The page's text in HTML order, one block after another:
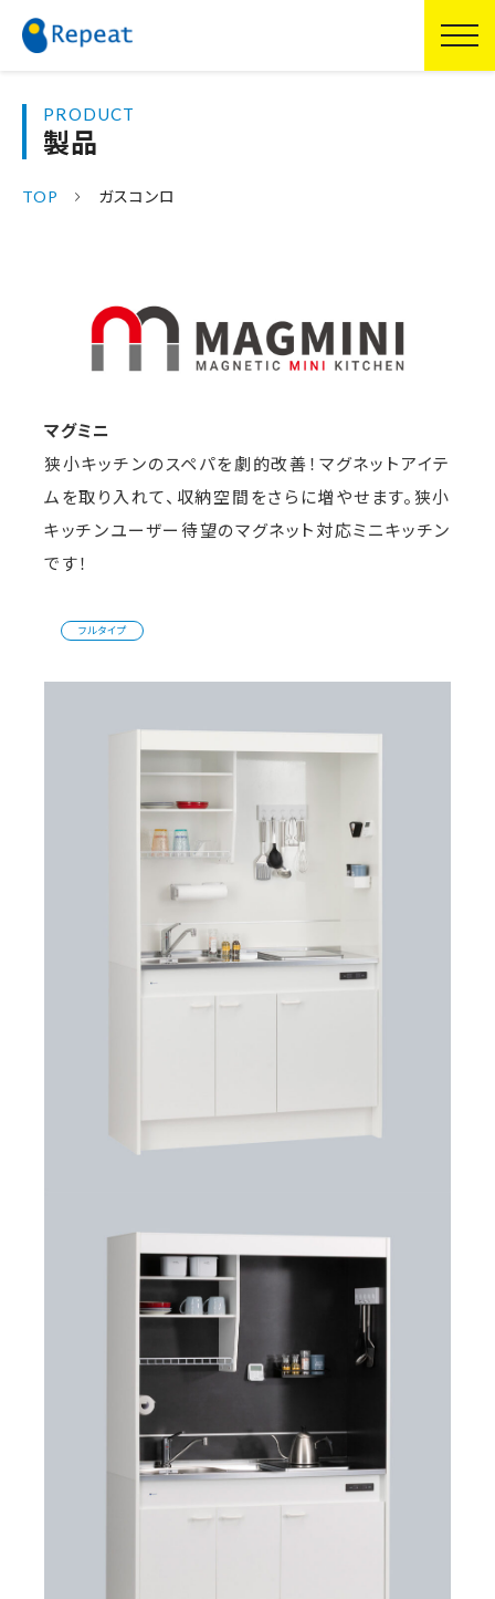
PRODUCT
製品
TOP ガスコンロ
マグミニ
狭小キッチンのスペパを劇的改善！マグネットアイテ
ムを取り入れて、収納空間をさらに増やせます。狭小
キッチンユーザー待望のマグネット対応ミニキッチン
です！
フルタイプ